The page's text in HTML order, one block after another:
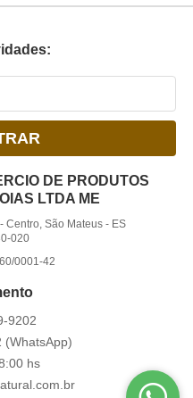
DE PRODUTOS
LTDA ME
Centro, São Mateus- ES
020
0001-42
9202
(WhatsApp)
hs